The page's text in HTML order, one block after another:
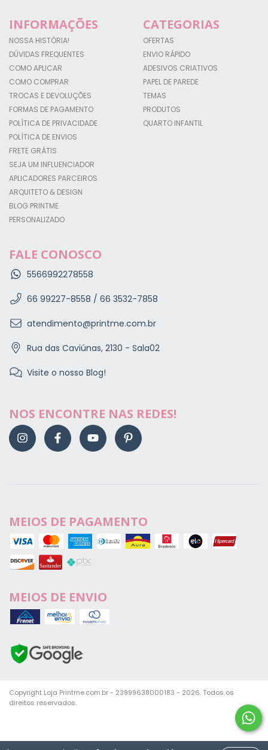
INFORMAÇÕES
NOSSA HISTÓRIA!
DÚVIDAS FREQUENTES
COMO APLICAR
COMO COMPRAR
TROCAS E DEVOLUÇÕES
FORMAS DE PAGAMENTO
POLÍTICA DE PRIVACIDADE
POLÍTICA DE ENVIOS
FRETE GRÁTIS
SEJA UM INFLUENCIADOR
APLICADORES PARCEIROS
ARQUITETO & DESIGN
BLOG PRINTME
PERSONALIZADO
CATEGORIAS
OFERTAS
ENVIO RÁPIDO
ADESIVOS CRIATIVOS
PAPEL DE PAREDE
TEMAS
PRODUTOS
QUARTO INFANTIL
FALE CONOSCO
5566992278558
66 99227-8558 / 66 3532-7858
atendimento@printme.com.br
Rua das Caviúnas, 2130 - Sala02
Visite o nosso Blog!
NOS ENCONTRE NAS REDES!
MEIOS DE PAGAMENTO
MEIOS DE ENVIO
Copyright Loja Printme.com.br - 23999638000183 - 2026. Todos os
direitos reservados.